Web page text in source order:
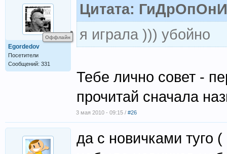
Оффлайн
Egordedov
Посетители
Сообщений: 331
Цитата:
я играла ))) убойно
Тебе лично совет -
прочитай сначала
3 мая 2010 - 09:15 / #26
да с новичками туго